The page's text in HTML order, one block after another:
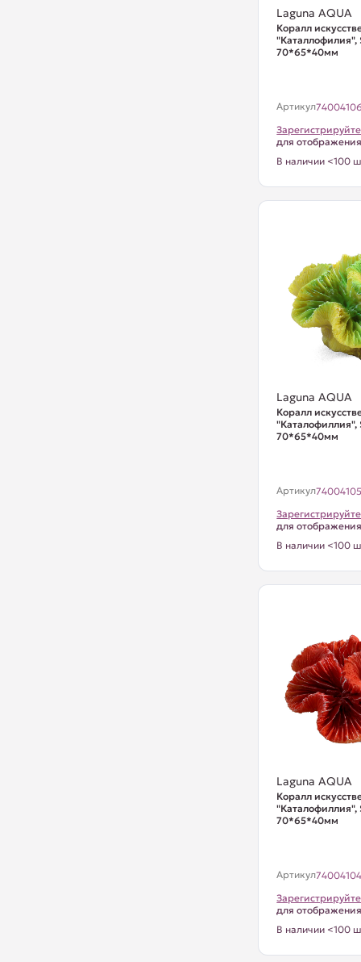
Laguna AQUA
Коралл
70*65*40мм
Артикул
для
В наличии <100
Laguna AQUA
Коралл
"Каталофиллия",
70*65*40мм
Артикул
для
В наличии <100
Laguna AQUA
Коралл
"Каталофиллия",
70*65*40мм
Артикул
для
В наличии <100